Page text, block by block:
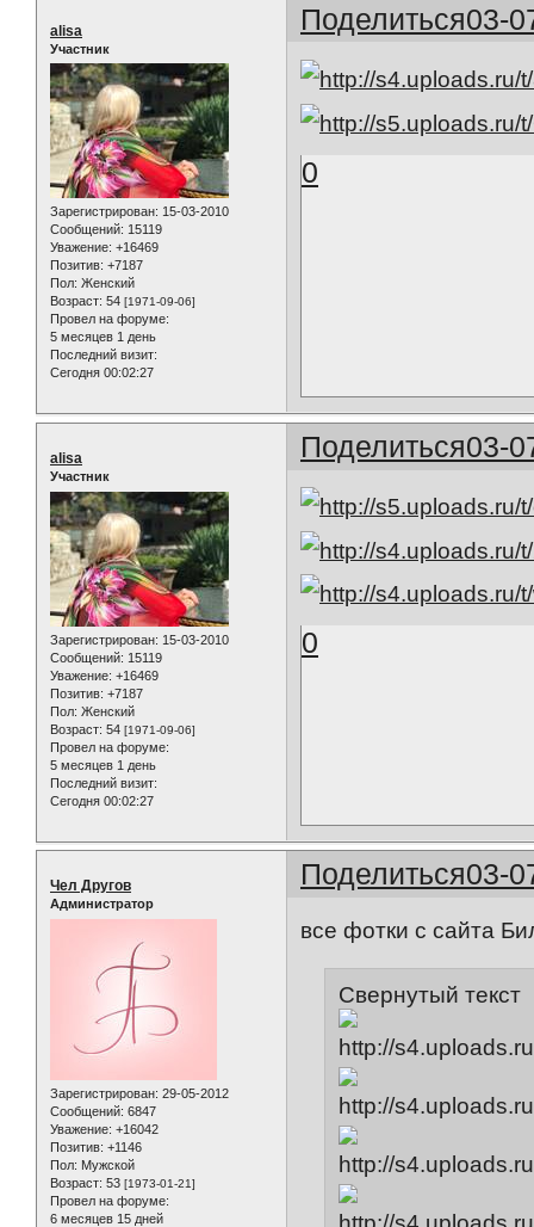
Поделиться03-
alisa
Участник
Зарегистрирован: 15-03-2010
Сообщений: 15119
Уважение: +16469
Позитив: +7187
Пол: Женский
Возраст: 54 [1971-09-06]
Провел на форуме:
5 месяцев 1 день
Последний визит:
Сегодня 00:02:27
0
Поделиться03-
alisa
Участник
Зарегистрирован: 15-03-2010
Сообщений: 15119
Уважение: +16469
Позитив: +7187
Пол: Женский
Возраст: 54 [1971-09-06]
Провел на форуме:
5 месяцев 1 день
Последний визит:
Сегодня 00:02:27
0
Поделиться03-
Чел Другов
Администратор
Зарегистрирован: 29-05-2012
Сообщений: 6847
Уважение: +16042
Позитив: +1146
Пол: Мужской
Возраст: 53 [1973-01-21]
Провел на форуме:
6 месяцев 15 дней
все фотки с сайта
Свернутый текст